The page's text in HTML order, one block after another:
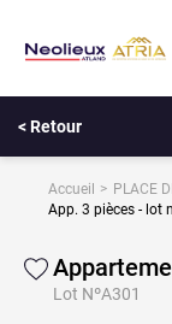
< Retour
Accueil PLACE
App. 3 pièces - lot
Lot NºA301